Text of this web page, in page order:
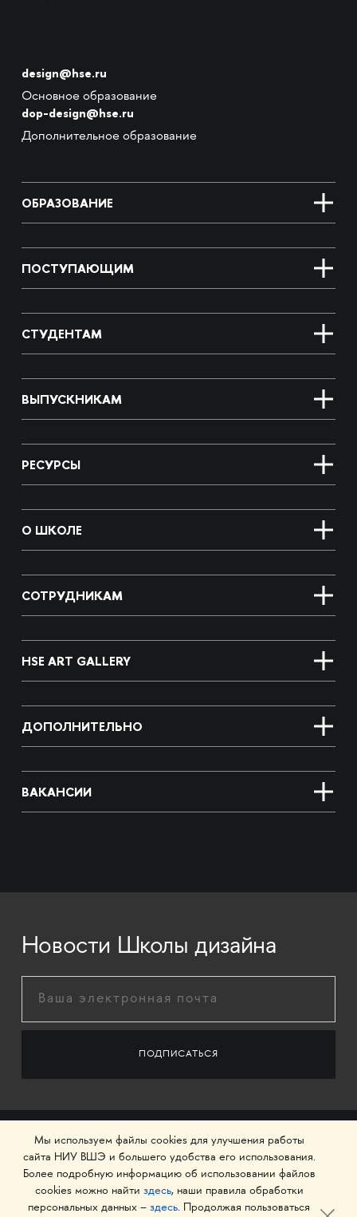
design@hse.ru
Основное образование
dop-design@hse.ru
Дополнительное образование
ОБРАЗОВАНИЕ
ПОСТУПАЮЩИМ
СТУДЕНТАМ
ВЫПУСКНИКАМ
РЕСУРСЫ
О ШКОЛЕ
СОТРУДНИКАМ
HSE ART GALLERY
ДОПОЛНИТЕЛЬНО
ВАКАНСИИ
Новости Школы дизайна
Мы используем файлы cookies для улучшения работы
сайта НИУ ВШЭ и большего удобства его использования.
Более подробную информацию об использовании файлов
cookies можно найти здесь, наши правила обработки
персональных данных – здесь. Продолжая пользоваться